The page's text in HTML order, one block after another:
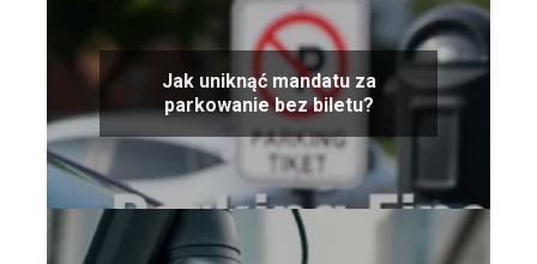
Jak uniknąć mandatu za
parkowanie bez biletu?